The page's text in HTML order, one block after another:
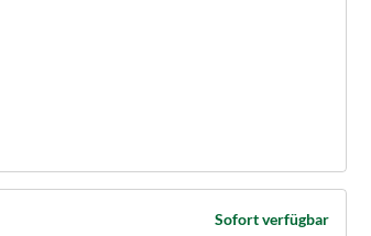
Sofort verfügbar